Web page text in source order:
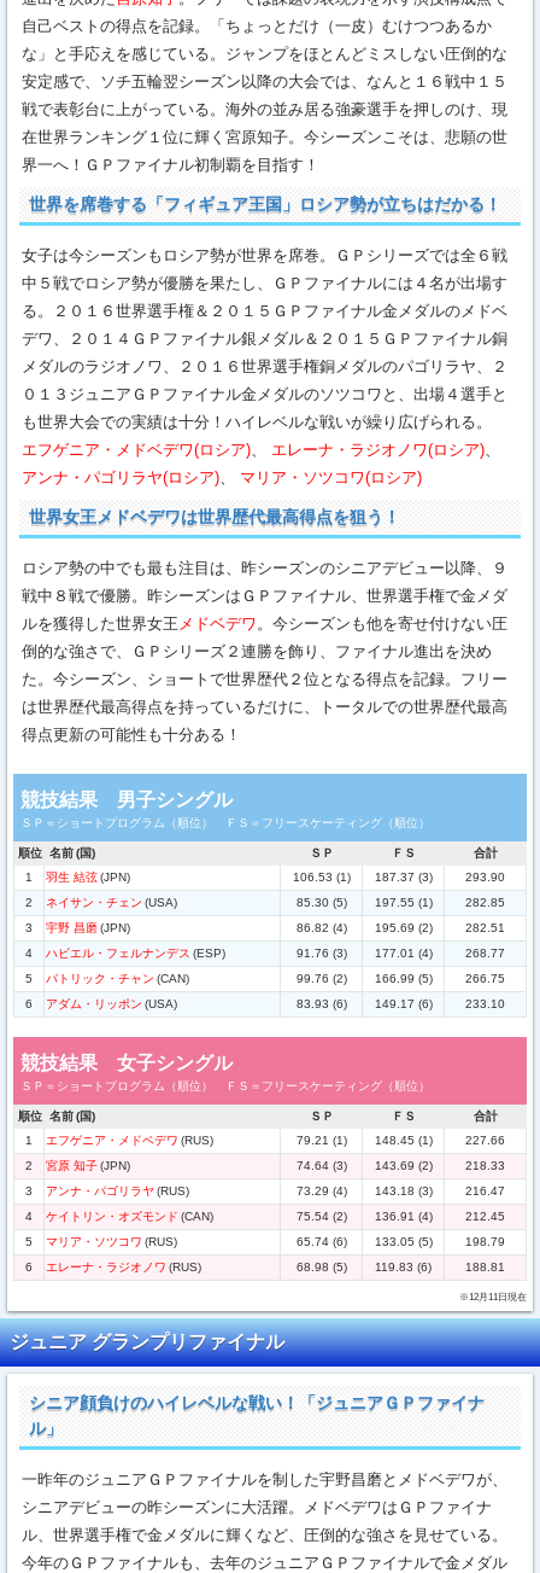
自己ベストの得点を記録。「ちょっとだけ（一皮）むけつつあるか
な」と手応えを感じている。ジャンプをほとんどミスしない圧倒的な
安定感で、ソチ五輪翌シーズン以降の大会では、なんと１６戦中１５
戦で表彰台に上がっている。海外の並み居る強豪選手を押しのけ、現
在世界ランキング１位に輝く宮原知子。今シーズンこそは、悲願の世
界一へ！ＧＰファイナル初制覇を目指す！
世界を席巻する「フィギュア王国」ロシア勢が立ちはだかる！
女子は今シーズンもロシア勢が世界を席巻。ＧＰシリーズでは全６戦
中５戦でロシア勢が優勝を果たし、ＧＰファイナルには４名が出場す
る。２０１６世界選手権＆２０１５ＧＰファイナル金メダルのメドベ
デワ、２０１４ＧＰファイナル銀メダル＆２０１５ＧＰファイナル銅
メダルのラジオノワ、２０１６世界選手権銅メダルのパゴリラヤ、２
０１３ジュニアＧＰファイナル金メダルのソツコワと、出場４選手と
も世界大会での実績は十分！ハイレベルな戦いが繰り広げられる。
エフゲニア・メドベデワ(ロシア)
エレーナ・ラジオノワ(ロシア)
アンナ・パゴリラヤ(ロシア)
マリア・ソツコワ(ロシア)
世界女王メドベデワは世界歴代最高得点を狙う！
ロシア勢の中でも最も注目は、昨シーズンのシニアデビュー以降、９
戦中８戦で優勝。昨シーズンはＧＰファイナル、世界選手権で金メダ
ルを獲得した世界女王 メドベデワ 。今シーズンも他を寄せ付けない圧
倒的な強さで、ＧＰシリーズ２連勝を飾り、ファイナル進出を決め
た。今シーズン、ショートで世界歴代２位となる得点を記録。フリー
は世界歴代最高得点を持っているだけに、トータルでの世界歴代最高
得点更新の可能性も十分ある！
競技結果 男子シングル
ＳＰ＝ショートプログラム（順位） ＦＳ＝フリースケーティング（順位）
順位 名前(国) ＳＰ ＦＳ
合計
1
羽生 結弦(JPN) 106.53 (1) 187.37 (3)
293.90
2
ネイサン・チェン (USA) 85.30 (5) 197.55 (1)
282.85
3
宇野 昌磨(JPN) 86.82 (4) 195.69 (2)
282.51
4
ハビエル・フェルナンデス (ESP) 91.76 (3) 177.01 (4)
268.77
5
パトリック・チャン (CAN) 99.76 (2) 166.99 (5)
266.75
6
アダム・リッポン (USA) 83.93 (6) 149.17 (6) 233.10
競技結果 女子シングル
ＳＰ＝ショートプログラム（順位） ＦＳ＝フリースケーティング（順位）
順位 名前(国) ＳＰ ＦＳ
合計
1
エフゲニア・メドベデワ (RUS) 79.21 (1) 148.45 (1)
227.66
2
宮原 知子(JPN) 74.64 (3) 143.69 (2)
218.33
3
アンナ・パゴリラヤ (RUS) 73.29 (4) 143.18 (3)
216.47
4
ケイトリン・オズモンド (CAN) 75.54 (2) 136.91 (4)
212.45
5
マリア・ソツコワ (RUS) 65.74 (6) 133.05 (5)
198.79
6
エレーナ・ラジオノワ (RUS) 68.98 (5) 119.83 (6) 188.81
※12月11日現在
ジュニア グランプリファイナル
シニア顔負けのハイレベルな戦い！「ジュニアＧＰファイナ
ル」
一昨年のジュニアＧＰファイナルを制した宇野昌磨とメドベデワが、
シニアデビューの昨シーズンに大活躍。メドベデワはＧＰファイナ
ル、世界選手権で金メダルに輝くなど、圧倒的な強さを見せている。
今年のＧＰファイナルも、去年のジュニアＧＰファイナルで金メダル